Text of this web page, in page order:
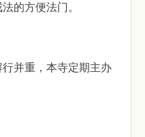
的方便法门。
并重，本寺定期主办